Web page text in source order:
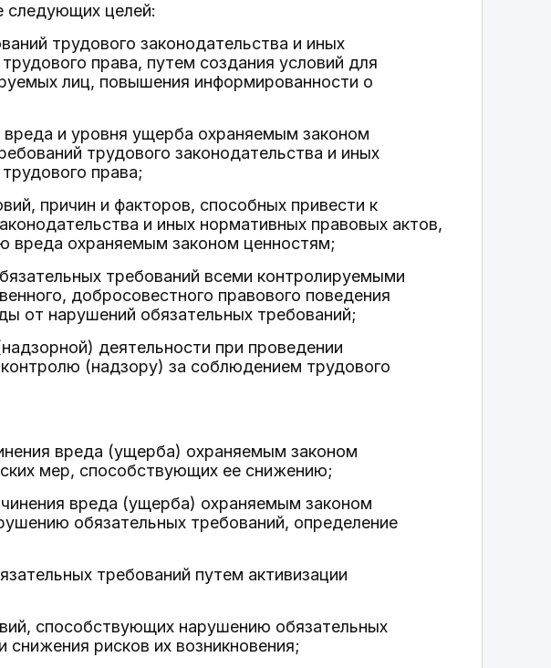
следующих целей:
трудового законодательства и иных
права, путем создания условий для
лиц, повышения информированности о
и уровня ущерба охраняемым законом
трудового законодательства и иных
права;
причин и факторов, способных привести к
и иных нормативных правовых актов,
вреда охраняемым законом ценностям;
требований всеми контролируемыми
добросовестного правового поведения
от нарушений обязательных требований;
деятельности при проведении
(надзору) за соблюдением трудового
вреда (ущерба) охраняемым законом
мер, способствующих ее снижению;
вреда (ущерба) охраняемым законом
обязательных требований, определение
требований путем активизации
способствующих нарушению обязательных
рисков их возникновения;